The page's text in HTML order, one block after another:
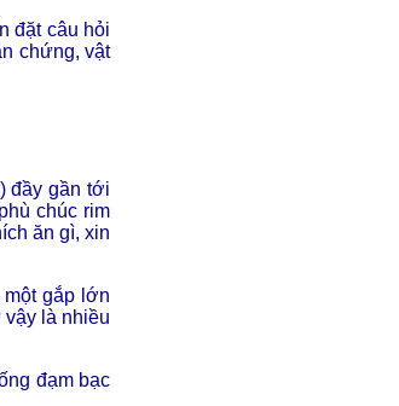
đặt câu hỏi
chứng, vật
đầy gần tới
chúc rim
ăn gì, xin
gắp lớn
là nhiều
đạm bạc